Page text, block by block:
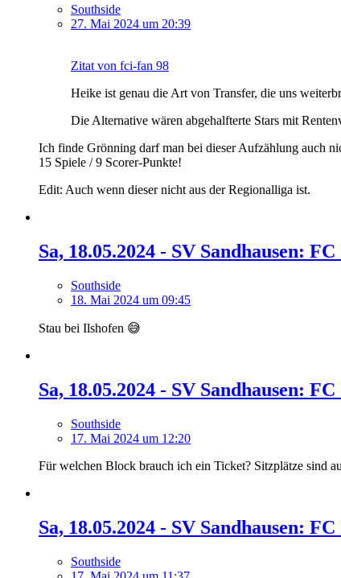
Southside
27. Mai 2024 um 20:39
Zitat von fci-fan 98
Heike ist genau die Art von Transfer, die uns
Die Alternative wären abgehalfterte Stars mit
Ich finde Grönning darf man bei dieser Aufzählung auch
15 Spiele / 9 Scorer-Punkte!
Edit: Auch wenn dieser nicht aus der Regionalliga ist.
Sa, 18.05.2024 - SV Sandhausen:
Southside
18. Mai 2024 um 09:45
Stau bei Ilshofen 😅
Sa, 18.05.2024 - SV Sandhausen:
Southside
17. Mai 2024 um 12:20
Für welchen Block brauch ich ein Ticket? Sitzplätze sind
Sa, 18.05.2024 - SV Sandhausen:
Southside